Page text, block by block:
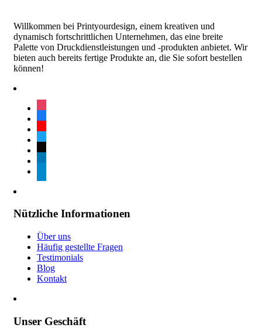
Willkommen bei Printyourdesign, einem kreativen und
dynamisch fortschrittlichen Unternehmen, das eine breite
Palette von Druckdienstleistungen und -produkten anbietet. Wir
bieten auch bereits fertige Produkte an, die Sie sofort bestellen
können!
Nützliche Informationen
Über uns
Häufig gestellte Fragen
Testimonials
Blog
Kontakt
Unser Geschäft